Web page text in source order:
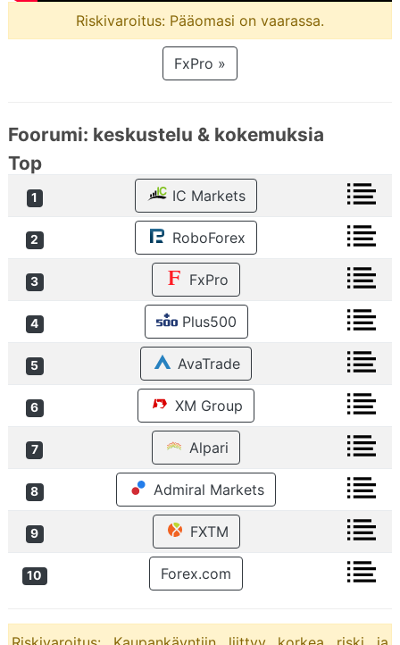
Riskivaroitus: Pääomasi on vaarassa.
FxPro »
Foorumi: keskustelu & kokemuksia
Top
1 IC Markets
2 RoboForex
3 FxPro
4 Plus500
5 AvaTrade
6 XM Group
7 Alpari
8 Admiral Markets
9 FXTM
10 Forex.com